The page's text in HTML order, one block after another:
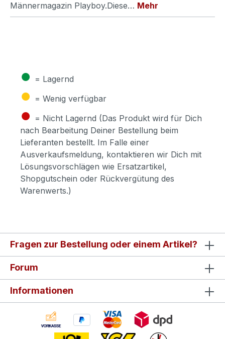
Männermagazin Playboy.Diese… Mehr
● = Lagernd
● = Wenig verfügbar
● = Nicht Lagernd (Das Produkt wird für Dich
nach Bearbeitung Deiner Bestellung beim
Lieferanten bestellt. Im Falle einer
Ausverkaufsmeldung, kontaktieren wir Dich mit
Lösungsvorschlägen wie Ersatzartikel,
Shopgutschein oder Rückvergütung des
Warenwerts.)
Fragen zur Bestellung oder einem Artikel?
Forum
Informationen